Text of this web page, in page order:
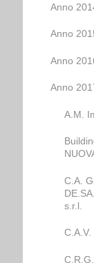
Anno
Anno
Anno
Anno
A.M.
C.A.
s.r.l.
C.A.V.